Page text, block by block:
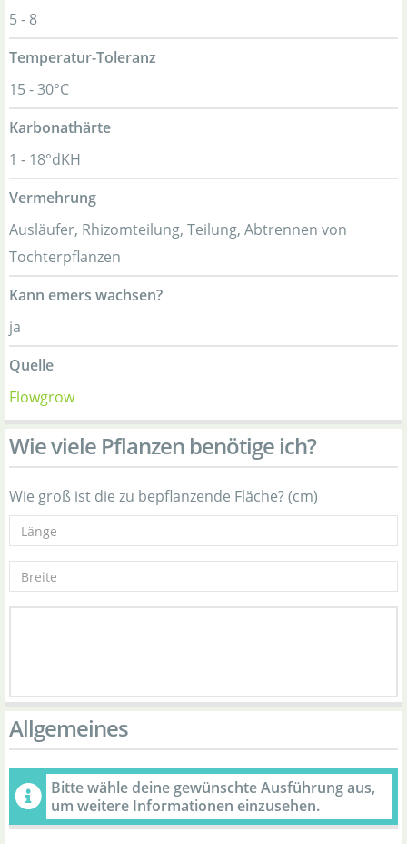
5 - 8
Temperatur-Toleranz
15 - 30°C
Karbonathärte
1 - 18°dKH
Vermehrung
Ausläufer, Rhizomteilung, Teilung, Abtrennen von
Tochterpflanzen
Kann emers wachsen?
ja
Quelle
Flowgrow
Wie viele Pflanzen benötige ich?
Wie groß ist die zu bepflanzende Fläche? (cm)
Allgemeines
Bitte wähle deine gewünschte Ausführung aus,
um weitere Informationen einzusehen.